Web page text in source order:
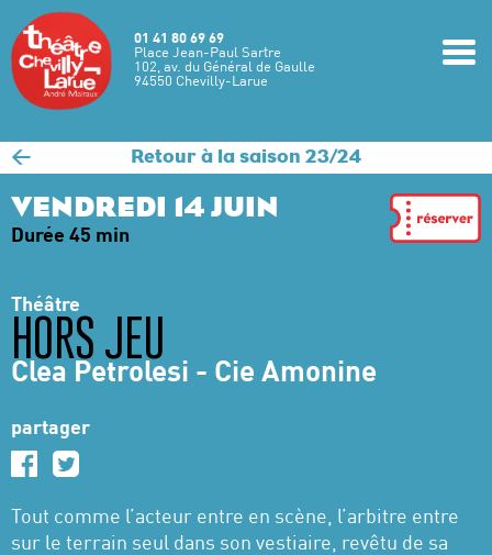
Aller au contenu principal
01 41 80 69 69
Place Jean-Paul Sartre
102, av. du Général de Gaulle
94550 Chevilly-Larue
< Retour à la saison 23/24
VENDREDI 14 JUIN
Durée 45 min
Théâtre
HORS JEU
Clea Petrolesi - Cie Amonine
partager
Tout comme l’acteur entre en scène, l’arbitre entre
sur le terrain seul dans son vestiaire, revêtu de sa